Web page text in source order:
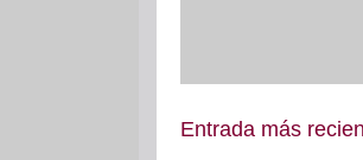
Entrada más